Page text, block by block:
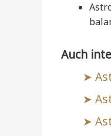
Auch